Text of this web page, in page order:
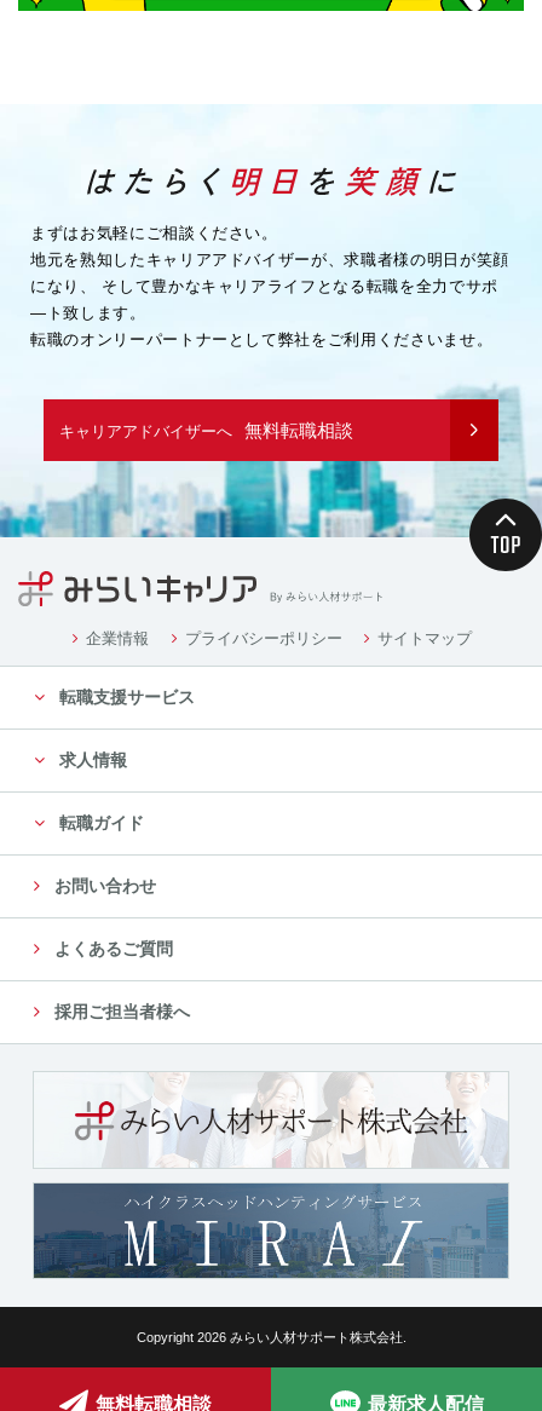
まずはお気軽にご相談ください。
地元を熟知したキャリアアドバイザーが、求職者様の明日が笑顔
になり、
そして豊かなキャリアライフとなる転職を全力でサポ
―ト致します。
転職のオンリーパートナーとして弊社をご利用くださいませ。
キャリアアドバイザーへ 無料転職相談
企業情報 プライバシーポリシー サイトマップ
転職支援サービス
求人情報
転職ガイド
お問い合わせ
よくあるご質問
採用ご担当者様へ
Copyright 2026 みらい人材サポート株式会社.
無料転職相談 最新求人配信